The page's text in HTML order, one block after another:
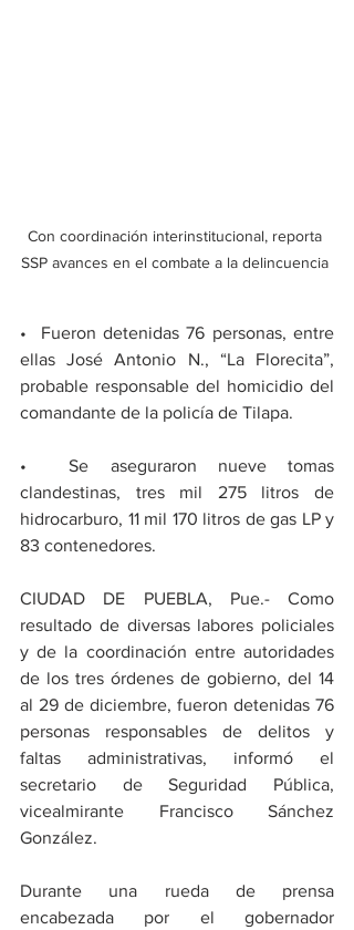
Con coordinación interinstitucional, reporta
SSP avances en el combate a la delincuencia
•⁠  Fueron detenidas 76 personas, entre
ellas José Antonio N., “La Florecita”,
probable responsable del homicidio del
comandante de la policía de Tilapa.
•⁠  ⁠Se aseguraron nueve tomas
clandestinas, tres mil 275 litros de
hidrocarburo, 11 mil 170 litros de gas LP y
83 contenedores.
CIUDAD DE PUEBLA, Pue.- Como
resultado de diversas labores policiales
y de la coordinación entre autoridades
de los tres órdenes de gobierno, del 14
al 29 de diciembre, fueron detenidas 76
personas responsables de delitos y
faltas administrativas, informó el
secretario de Seguridad Pública,
vicealmirante Francisco Sánchez
González.
Durante una rueda de prensa
encabezada por el gobernador